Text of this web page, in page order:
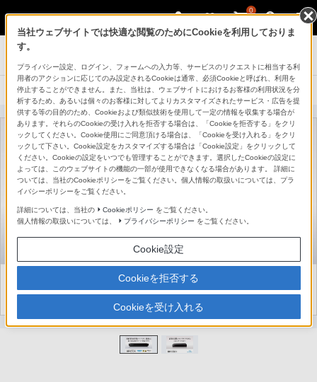
0
ブルーレイディスクプレーヤー／DVDプレー
ヤー
製品に関する重要なお知らせ
当社ウェブサイトでは快適な閲覧のためにCookieを利用しておりま
す。
プライバシー設定、ログイン、フォームへの入力等、サービスのリクエストに相当する利
用者のアクションに応じてのみ設定されるCookieは通常、必須Cookieと呼ばれ、利用を
停止することができません。また、当社は、ウェブサイトにおけるお客様の利用状況を分
析するため、あるいは個々のお客様に対してよりカスタマイズされたサービス・広告を提
供する等の目的のため、Cookieおよび類似技術を使用して一定の情報を収集する場合が
あります。それらのCookieの受け入れを拒否する場合は、「Cookieを拒否する」をクリ
ックしてください。Cookie使用にご同意頂ける場合は、「Cookieを受け入れる」をクリ
ックして下さい。Cookie設定をカスタマイズする場合は「Cookie設定」をクリックして
ください。Cookieの設定をいつでも管理することができます。選択したCookieの設定に
よっては、このウェブサイトの機能の一部が使用できなくなる場合があります。 詳細に
ついては、当社のCookieポリシーをご覧ください。個人情報の取扱いについては、プラ
イバシーポリシーをご覧ください。
詳細については、当社の Cookieポリシー をご覧ください。
個人情報の取扱いについては、
プライバシーポリシー をご覧ください。
Cookie設定
Cookieを拒否する
Cookieを受け入れる